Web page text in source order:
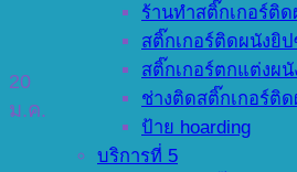
ร้านทำสติ๊กเกอร์ติ
สติ๊กเกอร์ติดผนังยิ
สติ๊กเกอร์ตกแต่งผ
ช่างติดสติ๊กเกอร์ติด
ป้าย hoarding
บริการที่ 5
20
ม.ค.